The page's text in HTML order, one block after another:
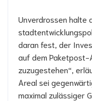
Unverdrossen halte
daran fest, der
auf dem Paketpost-
zuzugestehen“,
Areal sei
maximal zulässiger